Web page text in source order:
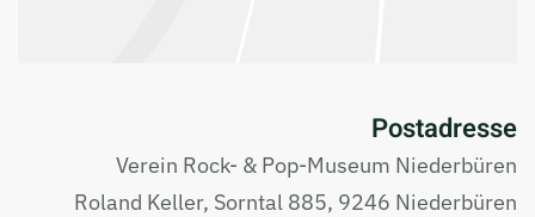
Postadresse
Verein Rock- & Pop-Museum Niederbüren
Roland Keller, Sorntal 885, 9246 Niederbüren